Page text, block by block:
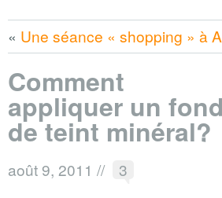
« Une séance « shopping » à
Comment
appliquer un fond
de teint minéral?
août 9, 2011 // 3